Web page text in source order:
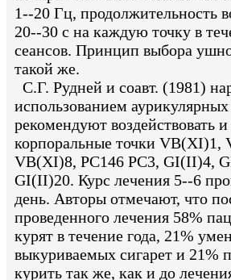
1--20 Гц, продолжительность
20--30 с на каждую точку в
сеансов. Принцип выбора
такой же.
С.Г. Рудней и соавт. (1981)
использованием аурикулярных
рекомендуют воздействовать и
корпоральные точки VB(XI)1,
VB(XI)8, РС146 РС3, GI(II)4,
GI(II)20. Курс лечения 5--6
день. Авторы отмечают, что
проведенного лечения 58%
курят в течение года, 21%
выкуриваемых сигарет и 21%
курить так же, как и до